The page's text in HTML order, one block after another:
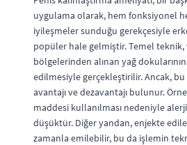
uygulama olarak, hem fonksiyonel
iyileşmeler sunduğu gerekçesiyle
popüler hale gelmiştir. Temel
bölgelerinden alınan yağ
edilmesiyle gerçekleştirilir. Ancak,
avantajı ve dezavantajı bulunur.
maddesi kullanılması nedeniyle
düşüktür. Diğer yandan, enjekte
zamanla emilebilir, bu da işlemin